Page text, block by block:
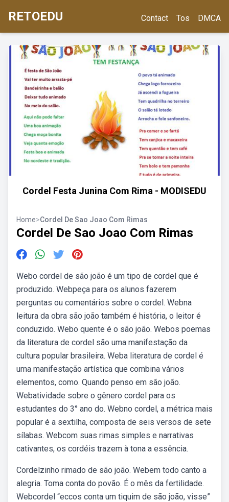
RETOEDU Contact Tos DMCA
Cordel Festa Junina Com Rima - MODISEDU
Home>Cordel De Sao Joao Com Rimas
Cordel De Sao Joao Com Rimas
Webo cordel de são joão é um tipo de cordel que é
produzido. Webpeça para os alunos fazerem
perguntas ou comentários sobre o cordel. Webna
leitura da obra são joão também é história, o leitor é
conduzido. Webo quente é o são joão. Webos poemas
da literatura de cordel são uma manifestação da
cultura popular brasileira. Weba literatura de cordel é
uma manifestação artística que combina vários
elementos, como. Quando penso em são joão.
Webatividade sobre o gênero cordel para os
estudantes do 3° ano do. Webno cordel, a métrica mais
popular é a sextilha, composta de seis versos de sete
sílabas. Webcom suas rimas simples e narrativas
cativantes, os cordéis trazem à tona a essência.
Cordelzinho rimado de são joão. Webem todo canto a
alegria. Toma conta do povão. É o mês da fertilidade.
Webcordel “eccos conta um tiquim de são joão, visse”